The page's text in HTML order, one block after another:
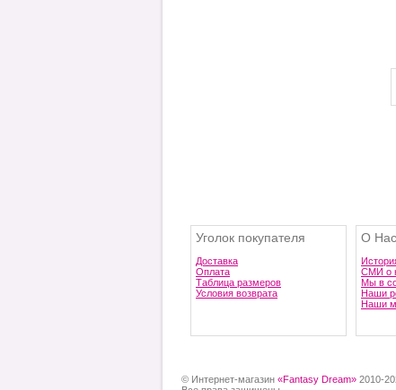
Уголок покупателя
Доставка
Оплата
Таблица размеров
Условия возврата
О Нас
СМИ о
Мы в
Наши
Наши
© Интернет-магазин «Fantasy Dream» 2010-